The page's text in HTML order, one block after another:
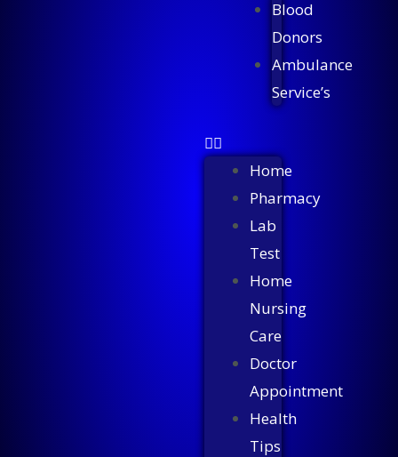
Blood
Donors
Ambulance
Service’s
Home
Pharmacy
Lab
Test
Home
Nursing
Care
Doctor
Appointment
Health
Tips